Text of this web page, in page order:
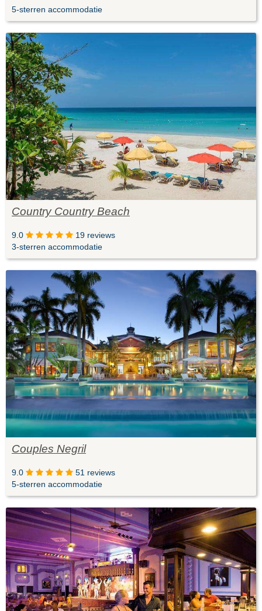
5-sterren accommodatie
Country Country Beach
9.0
19 reviews
3-sterren accommodatie
Couples Negril
9.0
51 reviews
5-sterren accommodatie